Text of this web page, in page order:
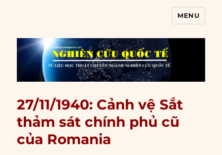
MENU
27/11/1940: Cảnh vệ Sắt
thảm sát chính phủ cũ
của Romania